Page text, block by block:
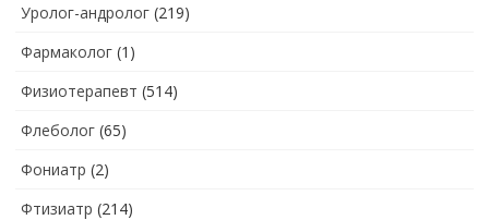
Уролог-андролог (219)
Фармаколог (1)
Физиотерапевт (514)
Флеболог (65)
Фониатр (2)
Фтизиатр (214)